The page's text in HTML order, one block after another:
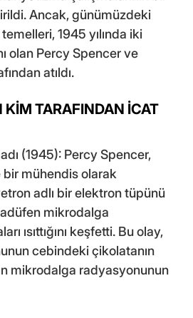
Ancak, günümüzdeki
1945 yılında iki
olan Percy Spencer ve
atıldı.
KİM TARAFINDAN İCAT
(1945): Percy Spencer,
mühendis olarak
adlı bir elektron tüpünü
mikrodalga
ısıttığını keşfetti. Bu olay,
cebindeki çikolatanın
mikrodalga radyasyonunun